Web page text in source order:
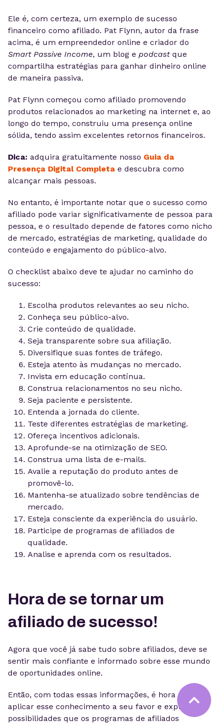
Ele é, com certeza, um exemplo de sucesso
financeiro como afiliado. Pat Flynn, autor da frase
acima, é um empreendedor online e criador do
Smart Passive Income, um blog e podcast que
compartilha estratégias para ganhar dinheiro online
de maneira passiva.
Pat Flynn começou como afiliado promovendo
produtos relacionados ao marketing na internet e, ao
longo do tempo, construiu uma presença online
sólida, tendo assim excelentes retornos financeiros.
Dica: adquira gratuitamente nosso Guia da
Presença Digital Completa e descubra como
alcançar mais pessoas.
No entanto, é importante notar que o sucesso como
afiliado pode variar significativamente de pessoa para
pessoa, e o resultado depende de fatores como nicho
de mercado, estratégias de marketing, qualidade do
conteúdo e engajamento do público-alvo.
O checklist abaixo deve te ajudar no caminho do
sucesso:
Escolha produtos relevantes ao seu nicho.
Conheça seu público-alvo.
Crie conteúdo de qualidade.
Seja transparente sobre sua afiliação.
Diversifique suas fontes de tráfego.
Esteja atento às mudanças no mercado.
Invista em educação contínua.
Construa relacionamentos no seu nicho.
Seja paciente e persistente.
Entenda a jornada do cliente.
Teste diferentes estratégias de marketing.
Ofereça incentivos adicionais.
Aprofunde-se na otimização de SEO.
Construa uma lista de e-mails.
Avalie a reputação do produto antes de
promovê-lo.
Mantenha-se atualizado sobre tendências de
mercado.
Esteja consciente da experiência do usuário.
Participe de programas de afiliados de
qualidade.
Analise e aprenda com os resultados.
Hora de se tornar um
afiliado de sucesso!
Agora que você já sabe tudo sobre afiliados, deve se
sentir mais confiante e informado sobre esse mundo
de oportunidades online.
Então, com todas essas informações, é hora de
aplicar esse conhecimento a seu favor e explorar as
possibilidades que os programas de afiliados